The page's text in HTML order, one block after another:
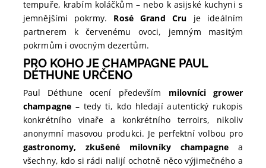
tempuře, krabím koláčkům – nebo k asijské kuchyni s
jemnějšími pokrmy. Rosé Grand Cru je ideálním
partnerem k červenému ovoci, jemným masitým
pokrmům i ovocným dezertům.
PRO KOHO JE CHAMPAGNE PAUL
DÉTHUNE URČENO
Paul Déthune ocení především milovníci grower
champagne– tedy ti, kdo hledají autentický rukopis
konkrétního vinaře a konkrétního terroirs, nikoliv
anonymní masovou produkci. Je perfektní volbou pro
gastronomy, zkušené milovníky champagnea
všechny, kdo si rádi nalijí ochotně něco výjimečného a